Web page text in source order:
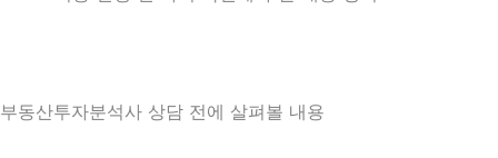
부동산투자분석사 상담 전에 살펴볼 내용